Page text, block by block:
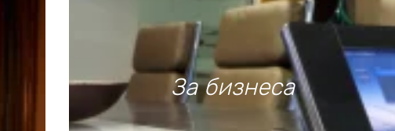
За бизнеса